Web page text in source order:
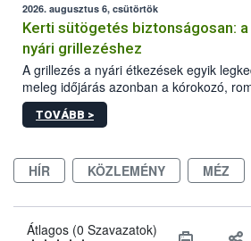
érésű szőlőkben is legyen lehetőség a
védekezésre. Az Oroganic készítmény
felhasználók számára is elérhető és
engedélyezett.
2026. augusztus 6, csütörtök
Kerti sütögetés biztonságosan:
nyári grillezéshez
A grillezés a nyári étkezések egyik
meleg időjárás azonban a kórokozó,
gyorsabb szaporodásának is kedvez. A
ezért nem csupán a megfelelő sütési
higiéniai szabályok betartása, a
maradékok szakszerű tárolása. A
biztonsági Hivatal (Nébih) Oktatási
biztonságos grillezés legfontosabb
TOVÁBB >
HÍR KÖZLEMÉNY MÉZ
Átlagos (0 Szavazatok)